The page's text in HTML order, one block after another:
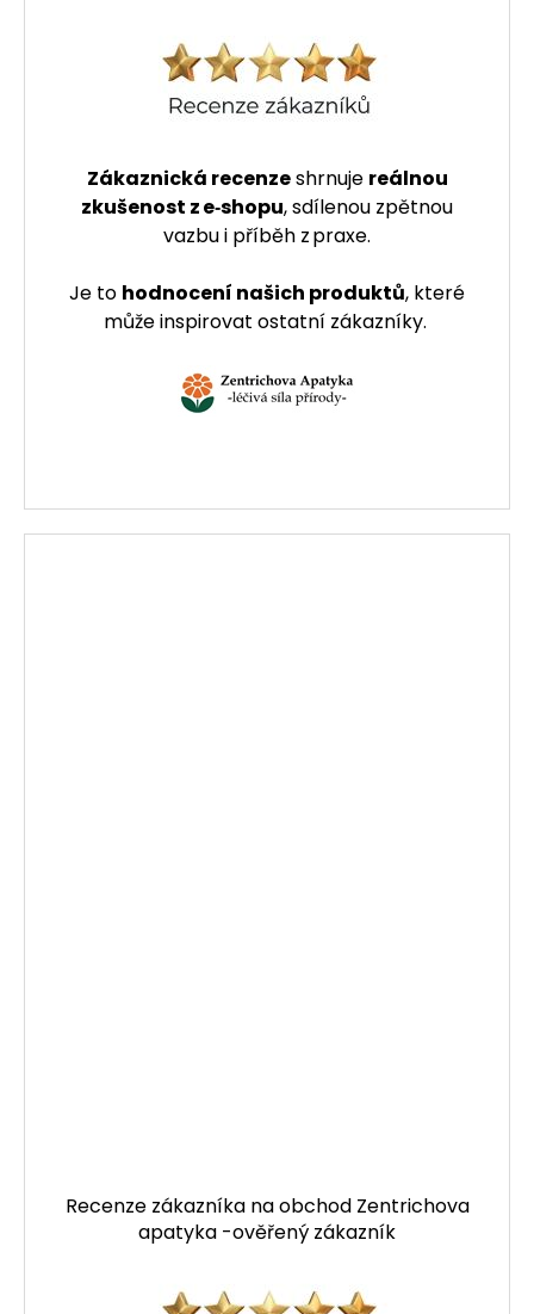
Zákaznická recenzeshrnuje reálnou
zkušenost z e‑shopu, sdílenou zpětnou
vazbu i příběh z praxe.
Je to hodnocení našich produktů, které
může inspirovat ostatní zákazníky.
Recenze zákazníka na obchod Zentrichova
apatyka -ověřený zákazník